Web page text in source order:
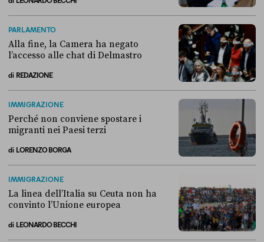
PARLAMENTO
Alla fine, la Camera ha negato
l’accesso alle chat di Delmastro
di REDAZIONE
IMMIGRAZIONE
Perché non conviene spostare i
migranti nei Paesi terzi
di LORENZO BORGA
IMMIGRAZIONE
La linea dell’Italia su Ceuta non ha
convinto l’Unione europea
di LEONARDO BECCHI